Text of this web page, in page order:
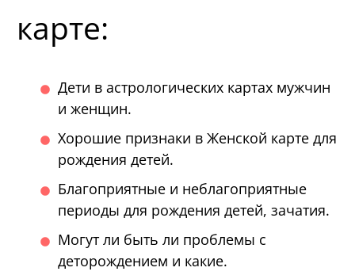
карте:
Дети в астрологических картах мужчин
и женщин.
Хорошие признаки в Женской карте для
рождения детей.
Благоприятные и неблагоприятные
периоды для рождения детей, зачатия.
Могут ли быть ли проблемы с
деторождением и какие.